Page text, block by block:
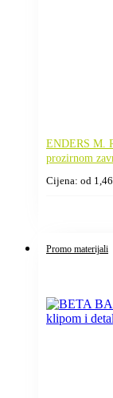
ENDERS M.
prozirnom
Cijena: od 1,46
Promo materijali